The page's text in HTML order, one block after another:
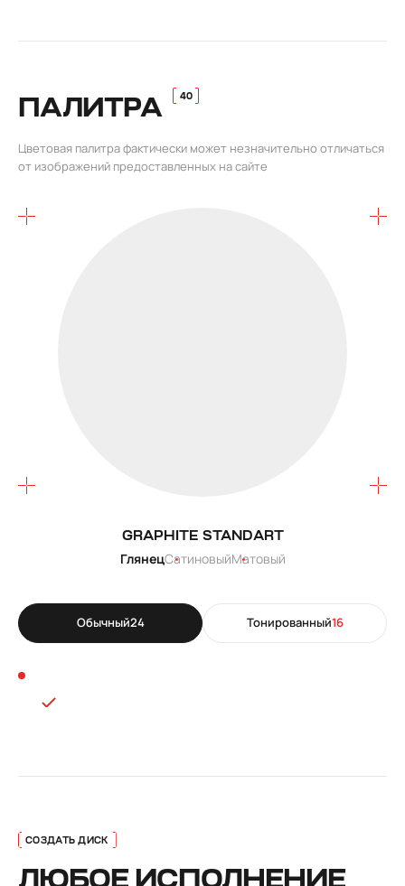
ПАЛИТРА
Цветовая палитра фактически может незначительно отличаться
от изображений предоставленных на сайте
Обычный24 Тонированный16
GRAPHITE STANDART
ГлянецСатиновыйМатовый
ЛЮБОЕ ИСПОЛНЕНИЕ